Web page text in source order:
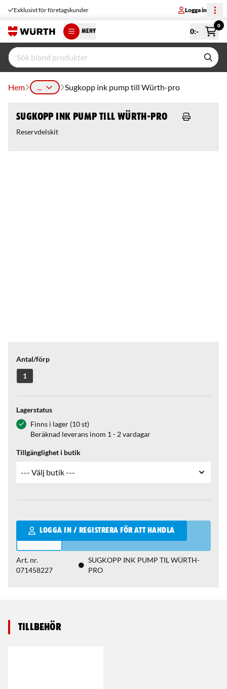
Exklusivt för företagskunder Logga in
MENY 0:-
0
Hem ... Sugkopp ink pump till Würth-pro
Sugkopp ink pump till Würth-pro
Reservdelskit
Antal/förp
1
Lagerstatus
Finns i lager (10 st)
Beräknad leverans inom 1 - 2 vardagar
Tillgänglighet i butik
LOGGA IN / REGISTRERA FÖR ATT HANDLA
Qantity
Art. nr.
071458227
SUGKOPP INK PUMP TIL WÜRTH-
PRO
Tillbehör